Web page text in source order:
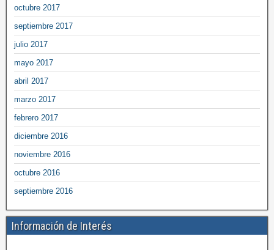
octubre 2017
septiembre 2017
julio 2017
mayo 2017
abril 2017
marzo 2017
febrero 2017
diciembre 2016
noviembre 2016
octubre 2016
septiembre 2016
Información de Interés